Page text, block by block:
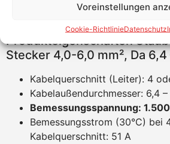
Voreinstellungen
Cookie-RichtlinieDatenschutz
Einsatz in Anlagen auch
Produkteigenschaften
Stecker 4,0-6,0 mm², Da
Kabelquerschnitt (Leiter): 4
Kabelaußendurchmesser: 6,4
Bemessungsspannung:
Bemessungsstrom (30°C) bei
Kabelquerschnitt: 51 A